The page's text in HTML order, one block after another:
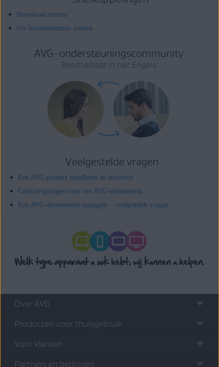
Downloadcentrum
Uw licentienummer zoeken
AVG-ondersteuningscommunity
Beschikbaar in het Engels
Veelgestelde vragen
Een AVG-product installeren en activeren
Geld terugvragen voor een AVG-abonnement
Een AVG-abonnement opzeggen – veelgestelde vragen
Over AVG
Producten voor thuisgebruik
Voor klanten
Partners en bedrijven